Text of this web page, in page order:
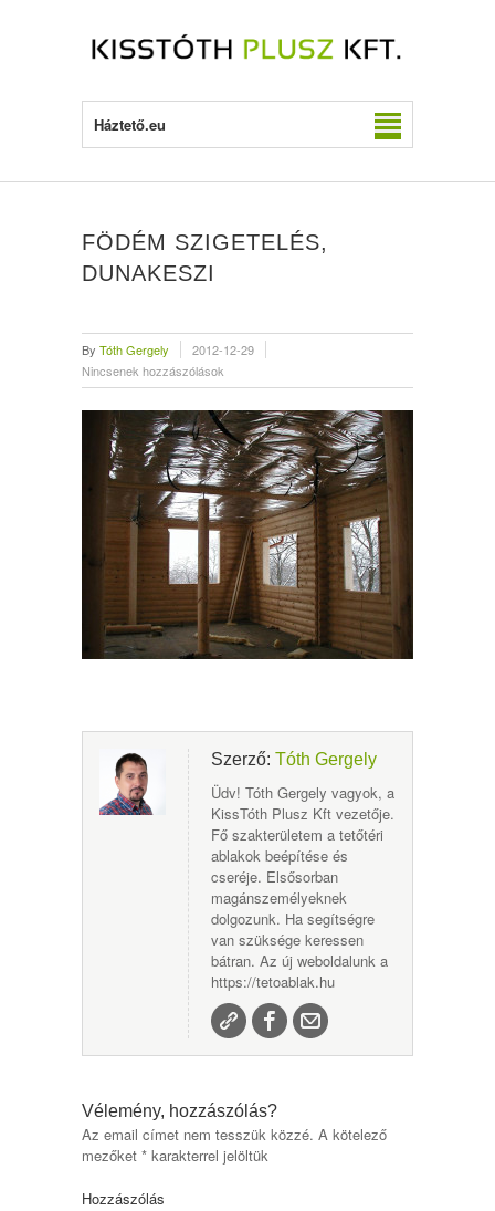
Háztető.eu
FÖDÉM SZIGETELÉS,
DUNAKESZI
By Tóth Gergely
2012-12-29
Nincsenek hozzászólások
Szerző: Tóth Gergely
Üdv! Tóth Gergely vagyok, a
KissTóth Plusz Kft vezetője.
Fő szakterületem a tetőtéri
ablakok beépítése és
cseréje. Elsősorban
magánszemélyeknek
dolgozunk. Ha segítségre
van szüksége keressen
bátran. Az új weboldalunk a
https://tetoablak.hu
Vélemény, hozzászólás?
Az email címet nem tesszük közzé. A kötelező
mezőket * karakterrel jelöltük
Hozzászólás